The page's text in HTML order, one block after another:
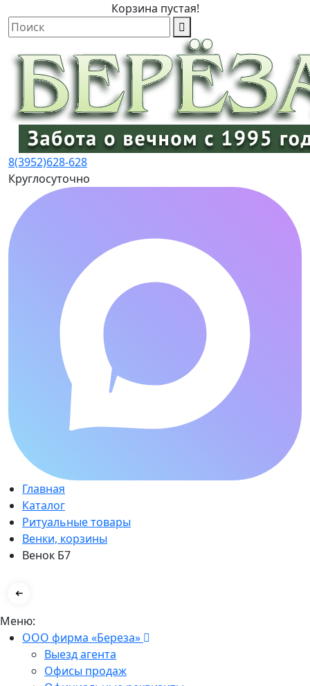
Меню:
ООО фирма «Береза»
Выезд агента
Офисы продаж
Корзина пустая!
8(3952)628-628
Круглосуточно
Главная
Каталог
Ритуальные товары
Венки, корзины
Венок Б7